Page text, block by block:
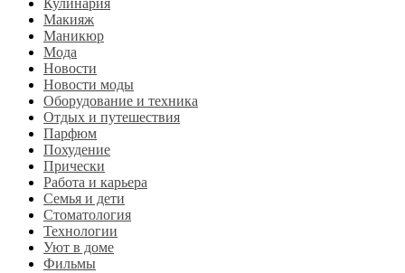
Кулинария
Макияж
Маникюр
Мода
Новости
Новости моды
Оборудование и техника
Отдых и путешествия
Парфюм
Похудение
Прически
Работа и карьера
Семья и дети
Стоматология
Технологии
Уют в доме
Фильмы